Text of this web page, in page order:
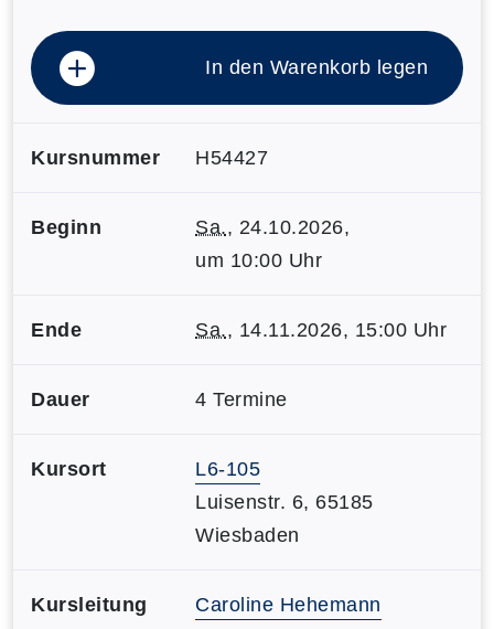
In den Warenkorb legen
Kursnummer H54427
Beginn Sa., 24.10.2026,
um 10:00 Uhr
Ende Sa., 14.11.2026, 15:00 Uhr
Dauer 4 Termine
Kursort
L6-105
Luisenstr. 6, 65185
Wiesbaden
Kursleitung Caroline Hehemann